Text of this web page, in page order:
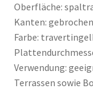
Oberfläche:
Kanten: gebrochen
Farbe:
Verwendung:
Terrassen sowie